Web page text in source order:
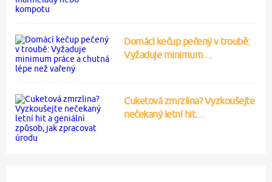
Domácí kečup pečený v troubě:
Vyžaduje minimum…
Cuketová zmrzlina? Vyzkoušejte
nečekaný letní hit…